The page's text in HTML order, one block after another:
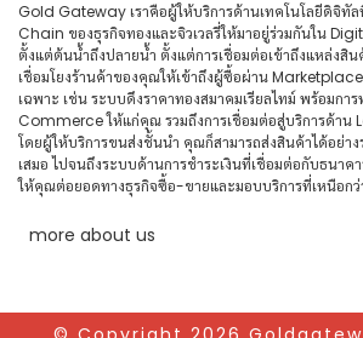
Gold Gateway เราคือผู้ให้บริการด้านเทคโนโลยีดิจิทั
Chain ของธุรกิจทองและจิวเวลรี่ให้มาอยู่ร่วมกันใน
ตั้งแต่ต้นน้ำถึงปลายน้ำ ตั้งแต่การเชื่อมต่อเข้าถึงแหล่งสิ
เชื่อมโยงร้านค้าของคุณให้เข้าถึงผู้ซื้อผ่าน
เฉพาะ เช่น ระบบดึงราคาทองสมาคมเรียลไทม์ พร้อมกา
Commerce ให้แก่คุณ รวมถึงการเชื่อมต่อสู่บริการด้าน
โดยผู้ให้บริการขนส่งชั้นนำ คุณก็สามารถส่งสินค้าได้อย่าง
เสมอ ไปจนถึงระบบด้านการชำระเงินที่เชื่อมต่อกับธนา
ให้คุณต่อยอดทางธุรกิจซื้อ-ขายและมอบบริการที่เหนือก
more about us